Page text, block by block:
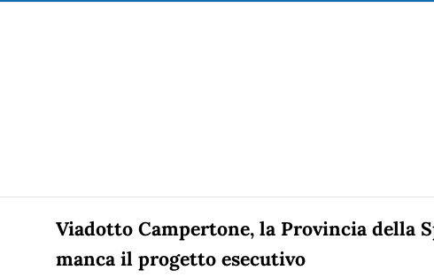
Viadotto Campertone, la Provincia della
manca il progetto esecutivo